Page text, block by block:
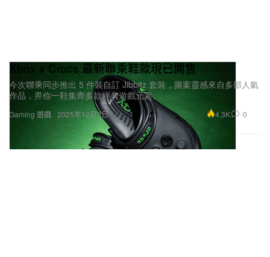
Gaming 遊戲
Xbox x Crocs 最新聯乘鞋款現已開售
今次聯乘同步推出 5 件裝自訂 Jibbitz 套裝，圖案靈感來自多部人氣
作品，畀你一鞋集齊多款經典遊戲元素。
2025年12月2日 4.3K 0